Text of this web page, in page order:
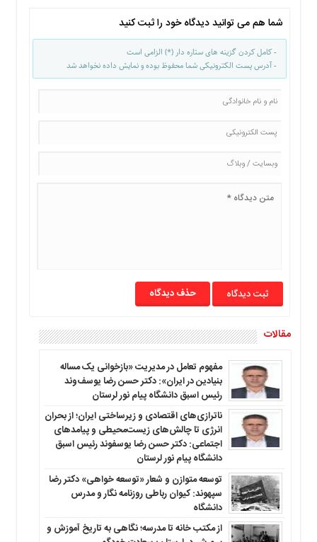
شما هم می توانید دیدگاه خود را ثبت کنید
- کامل کردن گزینه های ستاره دار (*) الزامی است
- آدرس پست الکترونیکی شما محفوظ بوده و نمایش داده نخواهد شد
حذف دیدگاه
مقالات
مفهوم تعامل در مدیریت «بازخوانی یک مساله
بنیادین در ایران»: دکتر حسن رضا یوسف‌وند
رئیس اسبق دانشگاه پیام نور لرستان
ناترازی‌های اقتصادی و زیرساختی ایران؛ از بحران
انرژی تا چالش‌های زیست‌محیطی و پیامدهای
اجتماعی: دکتر حسن رضا یوسفوند رئیس اسبق
دانشگاه پیام نور لرستان
توسعه متوازن و شعار «توسعه خواهی» دکتر رضا
سپهوند: کیوان رباطی روزنامه نگار و مدرس
دانشگاه
از مکتب خانه تا مدرسه؛ نگاهی به تاریخ آموزش و